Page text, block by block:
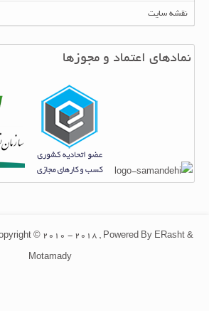
نقشه سایت
نمادهای اعتماد و مجوزها
Copyright © 2010 - 2018 , Powered By ERasht &
Motamady